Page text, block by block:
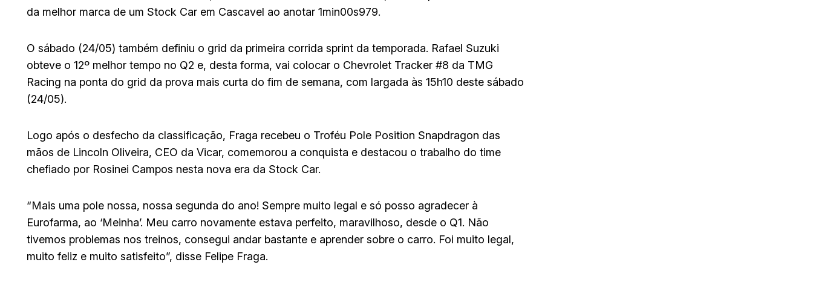
da melhor marca de um Stock Car em Cascavel ao anotar 1min00s979.
O sábado (24/05) também definiu o grid da primeira corrida sprint da temporada. Rafael Suzuki
obteve o 12º melhor tempo no Q2 e, desta forma, vai colocar o Chevrolet Tracker #8 da TMG
Racing na ponta do grid da prova mais curta do fim de semana, com largada às 15h10 deste sábado
(24/05).
Logo após o desfecho da classificação, Fraga recebeu o Troféu Pole Position Snapdragon das
mãos de Lincoln Oliveira, CEO da Vicar, comemorou a conquista e destacou o trabalho do time
chefiado por Rosinei Campos nesta nova era da Stock Car.
“Mais uma pole nossa, nossa segunda do ano! Sempre muito legal e só posso agradecer à
Eurofarma, ao ‘Meinha’. Meu carro novamente estava perfeito, maravilhoso, desde o Q1. Não
tivemos problemas nos treinos, consegui andar bastante e aprender sobre o carro. Foi muito legal,
muito feliz e muito satisfeito”, disse Felipe Fraga.